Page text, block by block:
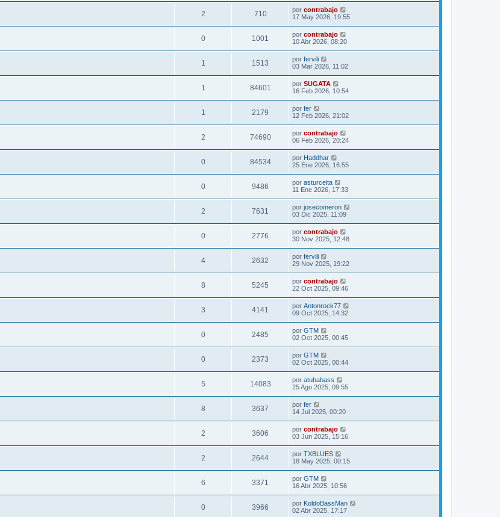
2 710 por contrabajo
17 May 2026, 19:55
0 1001 por contrabajo
10 Abr 2026, 08:20
1 1513 por fervili
03 Mar 2026, 11:02
1 84601 por SUGATA
16 Feb 2026, 10:54
1 2179 por fer
12 Feb 2026, 21:02
2 74690 por contrabajo
06 Feb 2026, 20:24
0 84534 por Haddhar
25 Ene 2026, 16:55
0 9486 por asturcelta
11 Ene 2026, 17:33
2 7631 por josecomeron
03 Dic 2025, 11:09
0 2776 por contrabajo
30 Nov 2025, 12:48
4 2632 por fervili
29 Nov 2025, 19:22
8 5245 por contrabajo
22 Oct 2025, 09:46
3 4141 por Antonrock77
09 Oct 2025, 14:32
0 2485 por GTM
02 Oct 2025, 00:45
0 2373 por GTM
02 Oct 2025, 00:44
5 14083 por atubabass
25 Ago 2025, 09:55
8 3637 por fer
14 Jul 2025, 00:20
2 3606 por contrabajo
03 Jun 2025, 15:16
2 2644 por TXBLUES
18 May 2025, 00:15
6 3371 por GTM
16 Abr 2025, 10:56
0 3966 por KoldoBassMan
02 Abr 2025, 17:17